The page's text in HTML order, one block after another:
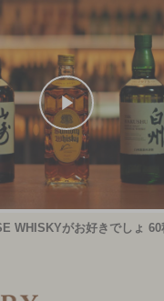
WHISKYがお好きでしょ 60